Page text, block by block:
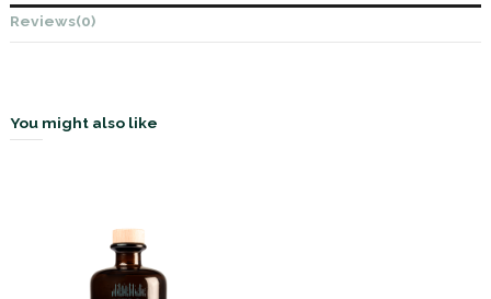
Reviews(0)
You might also like